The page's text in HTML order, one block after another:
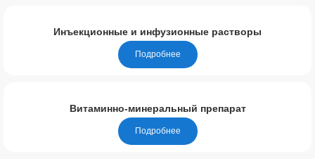
Инъекционные и инфузионные растворы
Подробнее
Витаминно-минеральный препарат
Подробнее